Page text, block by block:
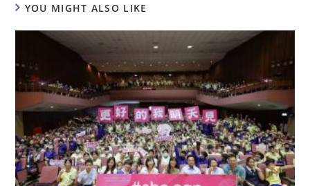
YOU MIGHT ALSO LIKE